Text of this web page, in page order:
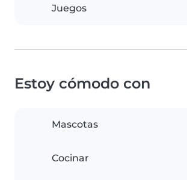
Juegos
Estoy cómodo con
Mascotas
Cocinar